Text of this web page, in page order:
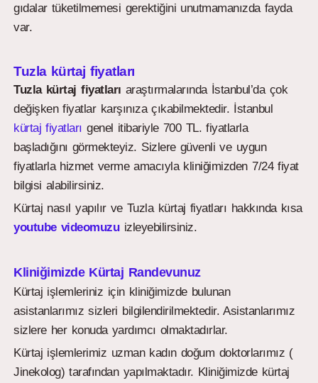
gıdalar tüketilmemesi gerektiğini unutmamanızda fayda
var.
Tuzla kürtaj fiyatları
Tuzla kürtaj fiyatları araştırmalarında İstanbul’da çok
değişken fiyatlar karşınıza çıkabilmektedir. İstanbul
kürtaj fiyatları genel itibariyle 700 TL. fiyatlarla
başladığını görmekteyiz. Sizlere güvenli ve uygun
fiyatlarla hizmet verme amacıyla kliniğimizden 7/24 fiyat
bilgisi alabilirsiniz.
Kürtaj nasıl yapılır ve Tuzla kürtaj fiyatları hakkında kısa
youtube videomuzuizleyebilirsiniz.
Kliniğimizde Kürtaj Randevunuz
Kürtaj işlemleriniz için kliniğimizde bulunan
asistanlarımız sizleri bilgilendirilmektedir. Asistanlarımız
sizlere her konuda yardımcı olmaktadırlar.
Kürtaj işlemlerimiz uzman kadın doğum doktorlarımız (
Jinekolog) tarafından yapılmaktadır. Kliniğimizde kürtaj